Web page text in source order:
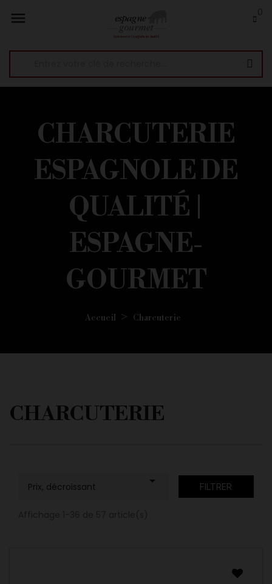

CHARCUTERIE
ESPAGNOLE DE
QUALITÉ |
ESPAGNE-
GOURMET
Accueil Charcuterie
CHARCUTERIE
Prix, décroissant  FILTRER